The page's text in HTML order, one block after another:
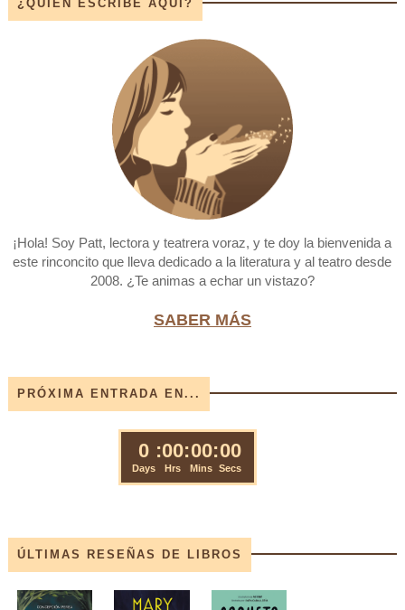
¿QUIÉN ESCRIBE AQUÍ?
¡Hola! Soy Patt, lectora y teatrera voraz, y te doy la bienvenida a
este rinconcito que lleva dedicado a la literatura y al teatro desde
2008. ¿Te animas a echar un vistazo?
SABER MÁS
PRÓXIMA ENTRADA EN...
ÚLTIMAS RESEÑAS DE LIBROS